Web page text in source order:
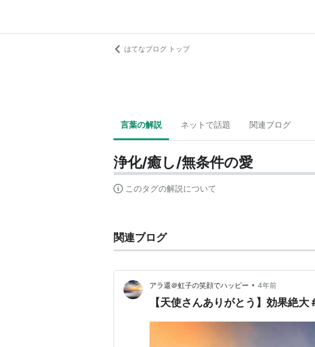
はてなブログ トップ
言葉の解説 ネットで話題 関連ブログ
浄化/癒し/無条件の愛
このタグの解説について
関連ブログ
アラ還＠虹子の笑顔でハッピー • 4年前
【天使さんありがとう】効果絶